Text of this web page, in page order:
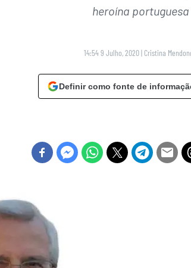
heroína portuguesa
14:54 9 Julho, 2020| Cristina
Definir como fonte de